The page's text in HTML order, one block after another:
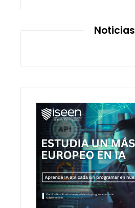
Noticias